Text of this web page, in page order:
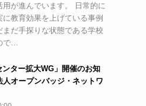
用が進んでいます。 日常的に
教育効果を上げている事例
まだ手探りな状態である学校
で…
ター拡大WG」開催のお知
人オープンバッジ・ネットワ